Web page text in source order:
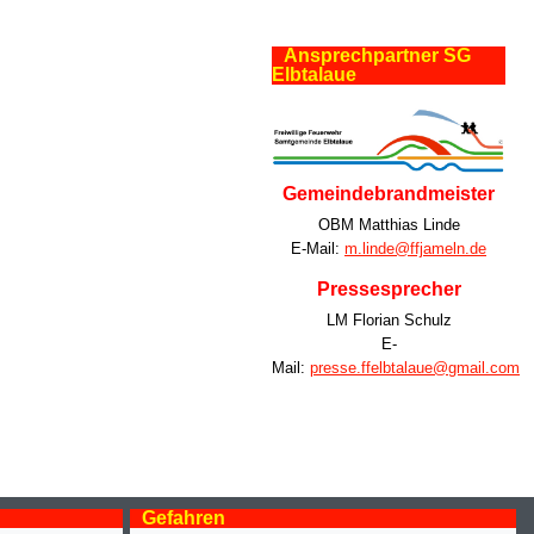
Ansprechpartner SG
Elbtalaue
Gemeindebrandmeister
OBM Matthias Linde
E-Mail: m.linde@ffjameln.de
Pressesprecher
LM Florian Schulz
E-
Mail: presse.ffelbtalaue@gmail.com
Gefahren